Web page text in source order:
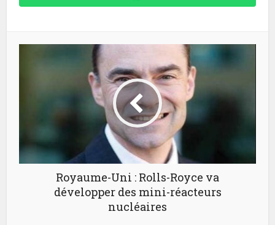
Royaume-Uni : Rolls-Royce va
développer des mini-réacteurs
nucléaires